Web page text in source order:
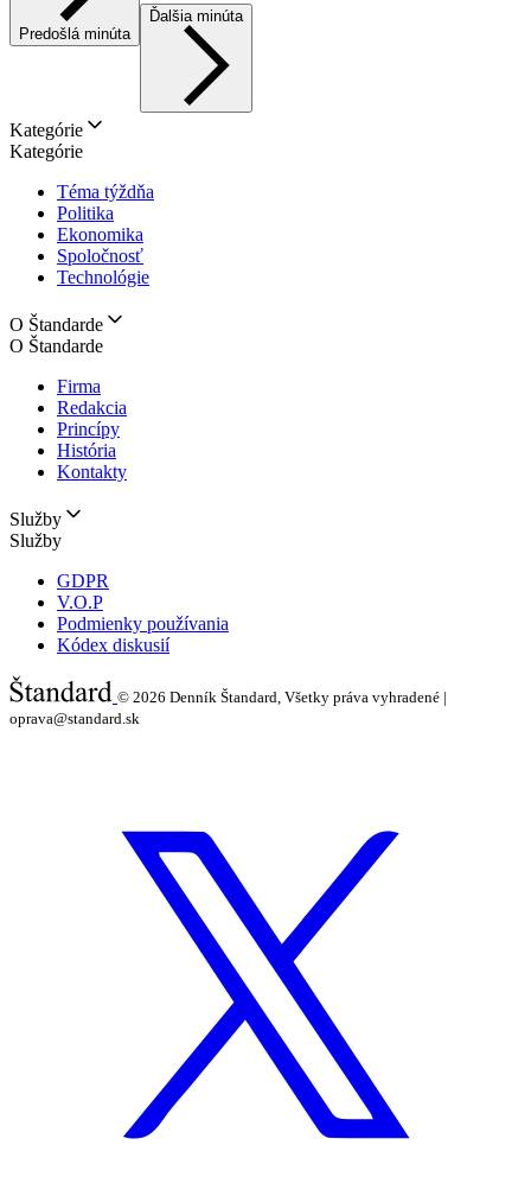
Predošlá minúta
Ďalšia minúta
Kategórie
Kategórie
Téma týždňa
Politika
Ekonomika
Spoločnosť
Technológie
O Štandarde
O Štandarde
Firma
Redakcia
Princípy
História
Kontakty
Služby
Služby
GDPR
V.O.P
Podmienky používania
Kódex diskusií
© 2026 Denník Štandard, Všetky práva vyhradené |
oprava@standard.sk